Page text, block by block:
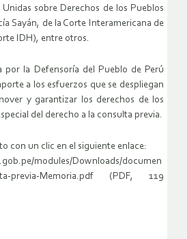
sobre Derechos de los Pueblos
Sayán, de la Corte Interamericana de
IDH), entre otros.
por la Defensoría del Pueblo de Perú
a los esfuerzos que se despliegan
y garantizar los derechos de los
del derecho a la consulta previa.
con un clic en el siguiente enlace:
modules/Downloads/documen
previa-Memoria.pdf (PDF, 119